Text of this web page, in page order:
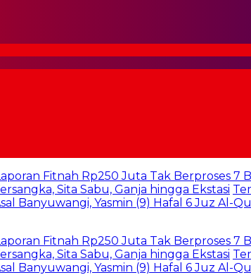
Rp250 Juta Tak Berproses 7 Bulan,
Sabu, Ganja hingga Ekstasi Tembus 996
Yasmin (9) Hafal 6 Juz Al-Qur’an Meski
Rp250 Juta Tak Berproses 7 Bulan,
Sabu, Ganja hingga Ekstasi Tembus 996
Yasmin (9) Hafal 6 Juz Al-Qur’an Meski